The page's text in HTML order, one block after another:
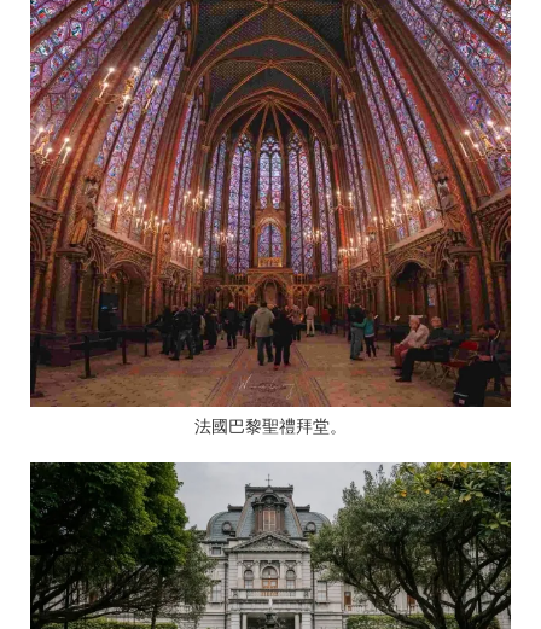
法國巴黎聖禮拜堂。